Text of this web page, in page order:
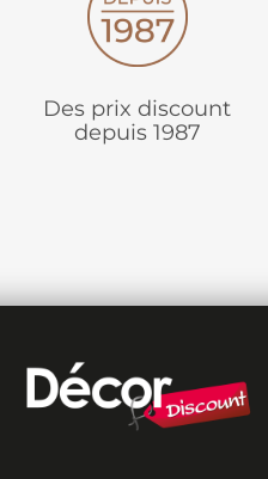
Des prix discount
depuis 1987